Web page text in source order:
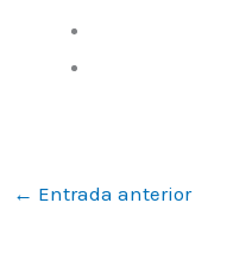
← Entrada anterior